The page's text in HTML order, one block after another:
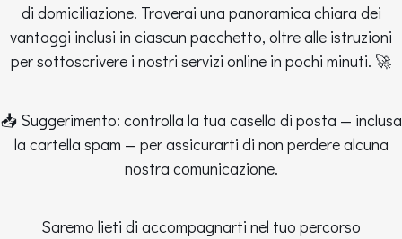
di domiciliazione. Troverai una panoramica chiara dei
vantaggi inclusi in ciascun pacchetto, oltre alle istruzioni
per sottoscrivere i nostri servizi online in pochi minuti. 🚀
📥 Suggerimento: controlla la tua casella di posta — inclusa
la cartella spam — per assicurarti di non perdere alcuna
nostra comunicazione.
Saremo lieti di accompagnarti nel tuo percorso